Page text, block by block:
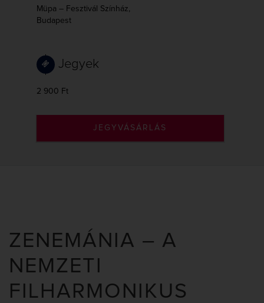
Müpa – Fesztivál Színház,
Budapest
Jegyek
2 900 Ft
JEGYVÁSÁRLÁS
ZENEMÁNIA – A
NEMZETI
FILHARMONIKUS